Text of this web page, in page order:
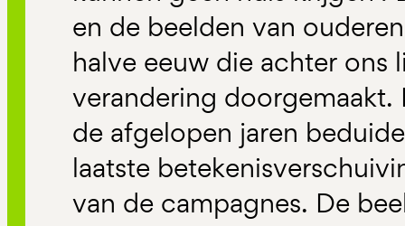
en de beelden van
halve eeuw die achter ons
verandering
de afgelopen jaren
laatste
van de campagnes. De